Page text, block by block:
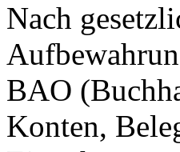
Nach
BAO
Konten,